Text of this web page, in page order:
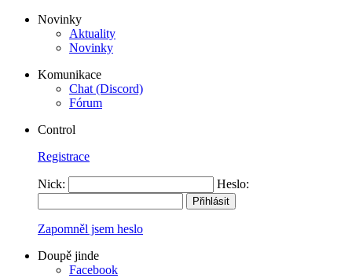
Novinky
Aktuality
Novinky
Komunikace
Chat (Discord)
Fórum
Control
Registrace
Nick: Heslo:
Zapomněl jsem heslo
Doupě jinde
Facebook